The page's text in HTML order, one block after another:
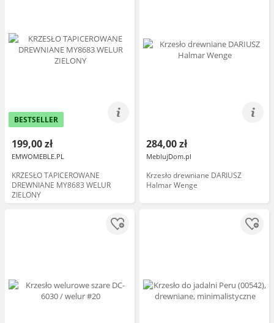
BESTSELLER
199,00 zł
EMWOMEBLE.PL
KRZESŁO TAPICEROWANE
DREWNIANE MY8683 WELUR
ZIELONY
284,00 zł
MeblujDom.pl
Krzesło drewniane DARIUSZ
Halmar Wenge